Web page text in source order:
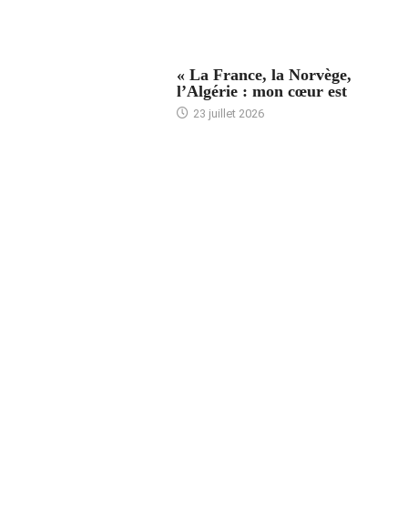
« La France, la Norvège,
l’Algérie : mon cœur est
23 juillet 2026